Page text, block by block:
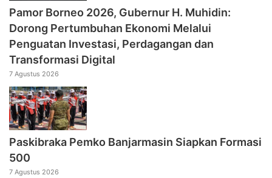
Pamor Borneo 2026, Gubernur H. Muhidin:
Dorong Pertumbuhan Ekonomi Melalui
Penguatan Investasi, Perdagangan dan
Transformasi Digital
7 Agustus 2026
Paskibraka Pemko Banjarmasin Siapkan Formasi
500
7 Agustus 2026